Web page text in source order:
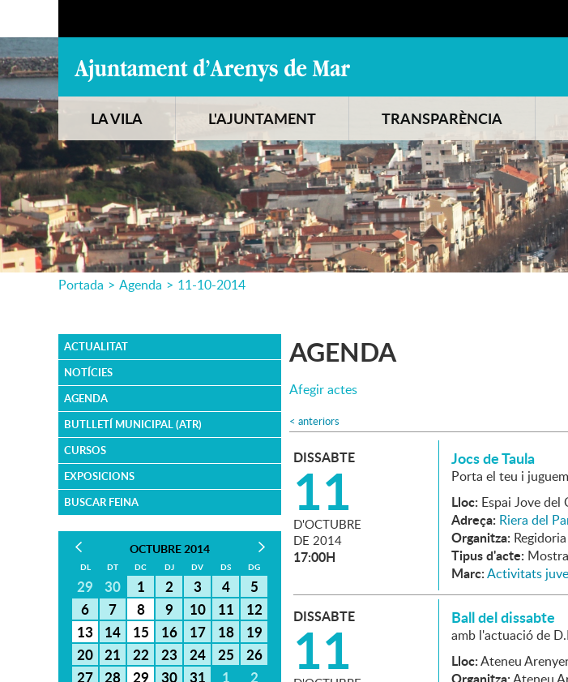
LA VILA L'AJUNTAMENT TRANSPARÈNCIA
Portada > Agenda > 11-10-2014
ACTUALITAT
NOTÍCIES
AGENDA
BUTLLETÍ MUNICIPAL (ATR)
CURSOS
EXPOSICIONS
BUSCAR FEINA
OCTUBRE 2014
DL DT DC DJ DV DS DG
29 30 1 2 3 4
5
6
7 8 9 10 11
12
13
14 15 16 17 18
19
20 21 22 23 24 25
26
27 28 29 30 31 1 2
AGENDA
Afegir actes
< anteriors
DISSABTE
11
D'OCTUBRE
DE 2014
17:00H
Jocs de Taula
Porta el teu i
Lloc: Espai Jove del
Adreça: Riera del
Organitza:
Tipus d'acte: Mostra
Marc:Activitats
DISSABTE
11 Ball del dissabte
amb l'actuació de
Lloc:Ateneu